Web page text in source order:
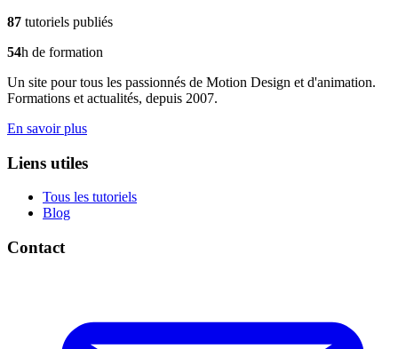
87 tutoriels publiés
54h de formation
Un site pour tous les passionnés de Motion Design et d'animation.
Formations et actualités, depuis 2007.
En savoir plus
Liens utiles
Tous les tutoriels
Blog
Contact